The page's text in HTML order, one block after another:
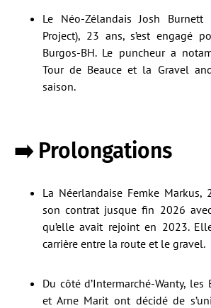
Le Néo-Zélandais Josh Burnett
Project), 23 ans, s’est engagé
Burgos-BH. Le puncheur a
Tour de Beauce et la Gravel
saison.
➡️ Prolongations
La Néerlandaise Femke Markus,
son contrat jusque fin 2026
qu’elle avait rejoint en 2023.
carrière entre la route et le gravel.
Du côté d’Intermarché-Wanty, les
et Arne Marit ont décidé de